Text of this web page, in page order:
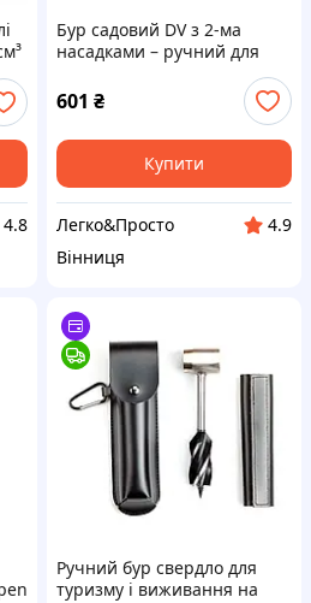
4.8
Бур садовий DV з 2-ма
насадками – ручний для
посадки рослин, цибулин та
дерев (СО19)
601 ₴
Купити
Легко&Просто
4.9
Вінниця
Ручний бур свердло для
туризму і виживання на